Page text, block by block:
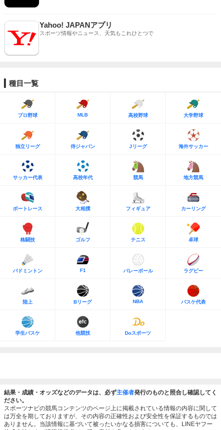
Yahoo! JAPANアプリ
スポーツ情報やニュース、天気もこれひとつで
種目一覧
プロ野球 MLB 高校野球 大学野球
独立リーグ 侍ジャパン Jリーグ 海外サッカー
サッカー代表 高校年代 競馬 地方競馬
ボートレース 大相撲 フィギュア カーリング
格闘技 ゴルフ テニス 卓球
バドミントン F1 バレーボール ラグビー
陸上 Bリーグ NBA バスケ代表
学生バスケ 他競技 Doスポーツ
結果・成績・オッズなどのデータは、必ず主催者発行のものと照合し確認してく
ださい。
スポーツナビの競馬コンテンツのページ上に掲載されている情報の内容に関して
は万全を期しておりますが、その内容の正確性および安全性を保証するものでは
ありません。当該情報に基づいて被ったいかなる損害についても、LINEヤフー